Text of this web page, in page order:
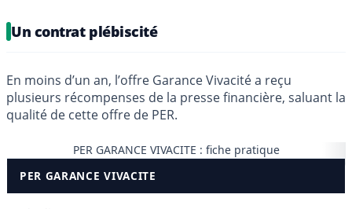
Un contrat plébiscité
En moins d’un an, l’offre Garance Vivacité a reçu
plusieurs récompenses de la presse financière, saluant la
qualité de cette offre de PER.
PER GARANCE VIVACITE : fiche pratique
PER GARANCE VIVACITE